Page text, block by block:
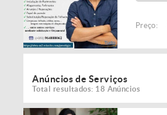
Preço:
Anúncios de Serviços
Total resultados: 18 Anúncios